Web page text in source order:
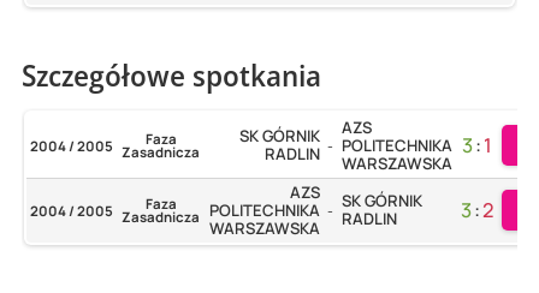
Szczegółowe spotkania
2004 / 2005 Faza
Zasadnicza
SK GÓRNIK
RADLIN -
AZS
POLITECHNIKA
WARSZAWSKA
3:1
2004 / 2005 Faza
Zasadnicza
AZS
POLITECHNIKA
WARSZAWSKA
- SK GÓRNIK
RADLIN
3:2